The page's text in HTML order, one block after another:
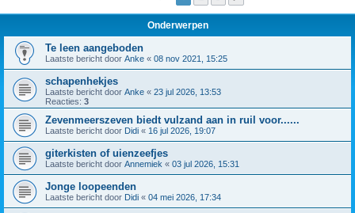
Onderwerpen
Te leen aangeboden
Laatste bericht door Anke « 08 nov 2021, 15:25
schapenhekjes
Laatste bericht door Anke « 23 jul 2026, 13:53
Reacties: 3
Zevenmeerszeven biedt vulzand aan in ruil voor......
Laatste bericht door Didi « 16 jul 2026, 19:07
giterkisten of uienzeefjes
Laatste bericht door Annemiek « 03 jul 2026, 15:31
Jonge loopeenden
Laatste bericht door Didi « 04 mei 2026, 17:34